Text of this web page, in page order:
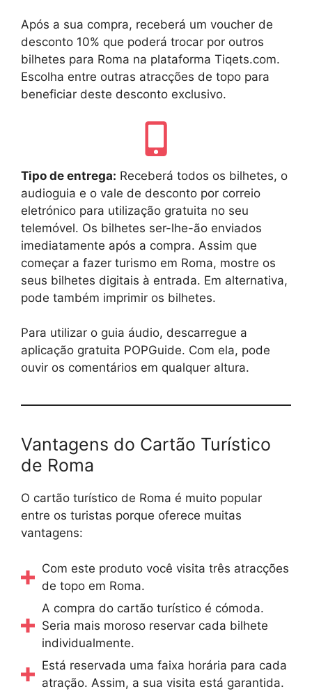
Após a sua compra, receberá um voucher de
desconto 10% que poderá trocar por outros
bilhetes para Roma na plataforma Tiqets.com.
Escolha entre outras atracções de topo para
beneficiar deste desconto exclusivo.
Tipo de entrega: Receberá todos os bilhetes, o
audioguia e o vale de desconto por correio
eletrónico para utilização gratuita no seu
telemóvel. Os bilhetes ser-lhe-ão enviados
imediatamente após a compra. Assim que
começar a fazer turismo em Roma, mostre os
seus bilhetes digitais à entrada. Em alternativa,
pode também imprimir os bilhetes.
Para utilizar o guia áudio, descarregue a
aplicação gratuita POPGuide. Com ela, pode
ouvir os comentários em qualquer altura.
Vantagens do Cartão Turístico
de Roma
O cartão turístico de Roma é muito popular
entre os turistas porque oferece muitas
vantagens:
Com este produto você visita três atracções
de topo em Roma.
A compra do cartão turístico é cómoda.
Seria mais moroso reservar cada bilhete
individualmente.
Está reservada uma faixa horária para cada
atração. Assim, a sua visita está garantida.